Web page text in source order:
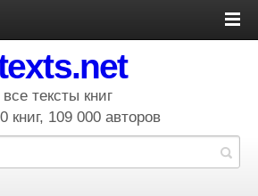
все тексты книг
книг, 109 000 авторов